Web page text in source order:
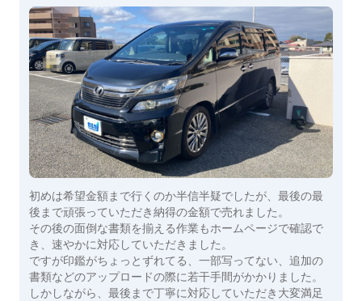
初めは希望金額まで行くのか半信半疑でしたが、最後の最
後まで頑張っていただき納得の金額で売れました。
その後の面倒な書類を揃える作業もホームページで確認で
き、速やかに対応していただきました。
ですが印鑑がちょっとずれてる、一部写ってない、追加の
書類などのアップロードの際に若干手間がかかりました。
しかしながら、最後まで丁寧に対応していただき大変満足